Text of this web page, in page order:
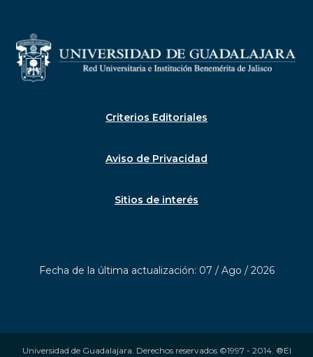
Criterios Editoriales
Aviso de Privacidad
Sitios de interés
Fecha de la última actualización: 07 / Ago / 2026
Universidad de Guadalajara. Derechos reservados ©1997 - 2014. ®El